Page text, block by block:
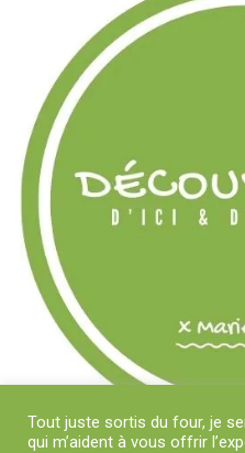
Tout juste sortis du four, je
qui m’aident à vous offrir